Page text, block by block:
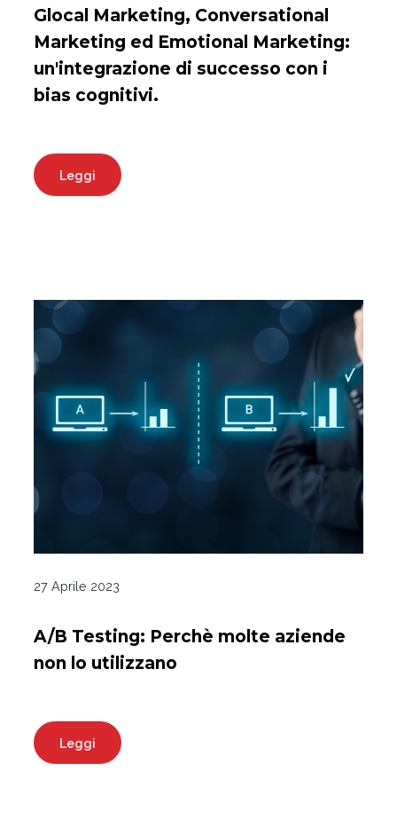
Glocal Marketing, Conversational
Marketing ed Emotional Marketing:
un'integrazione di successo con i
bias cognitivi.
Leggi
27 Aprile 2023
A/B Testing: Perchè molte aziende
non lo utilizzano
Leggi